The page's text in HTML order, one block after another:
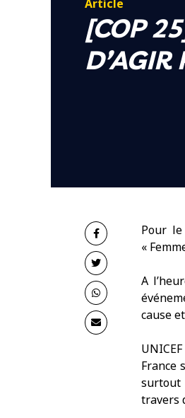
Article
[COP
D’AGIR
Pour
«
A
cause
France
surtout
travers